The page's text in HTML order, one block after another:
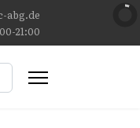
abg.de
21:00